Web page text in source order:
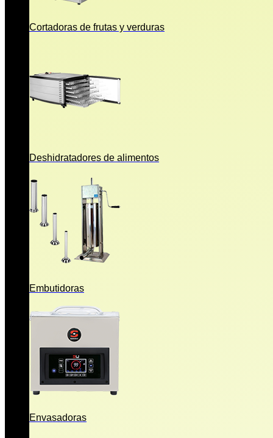
Cortadoras de frutas y verduras
Deshidratadores de alimentos
Embutidoras
Envasadoras